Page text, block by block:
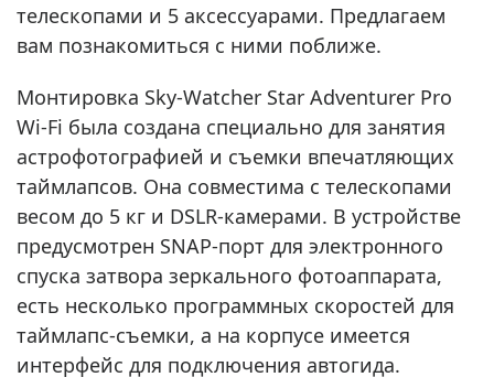
телескопами и 5 аксессуарами. Предлагаем
вам познакомиться с ними поближе.
Монтировка Sky-Watcher Star Adventurer Pro
Wi-Fi была создана специально для занятия
астрофотографией и съемки впечатляющих
таймлапсов. Она совместима с телескопами
весом до 5 кг и DSLR-камерами. В устройстве
предусмотрен SNAP-порт для электронного
спуска затвора зеркального фотоаппарата,
есть несколько программных скоростей для
таймлапс-съемки, а на корпусе имеется
интерфейс для подключения автогида.